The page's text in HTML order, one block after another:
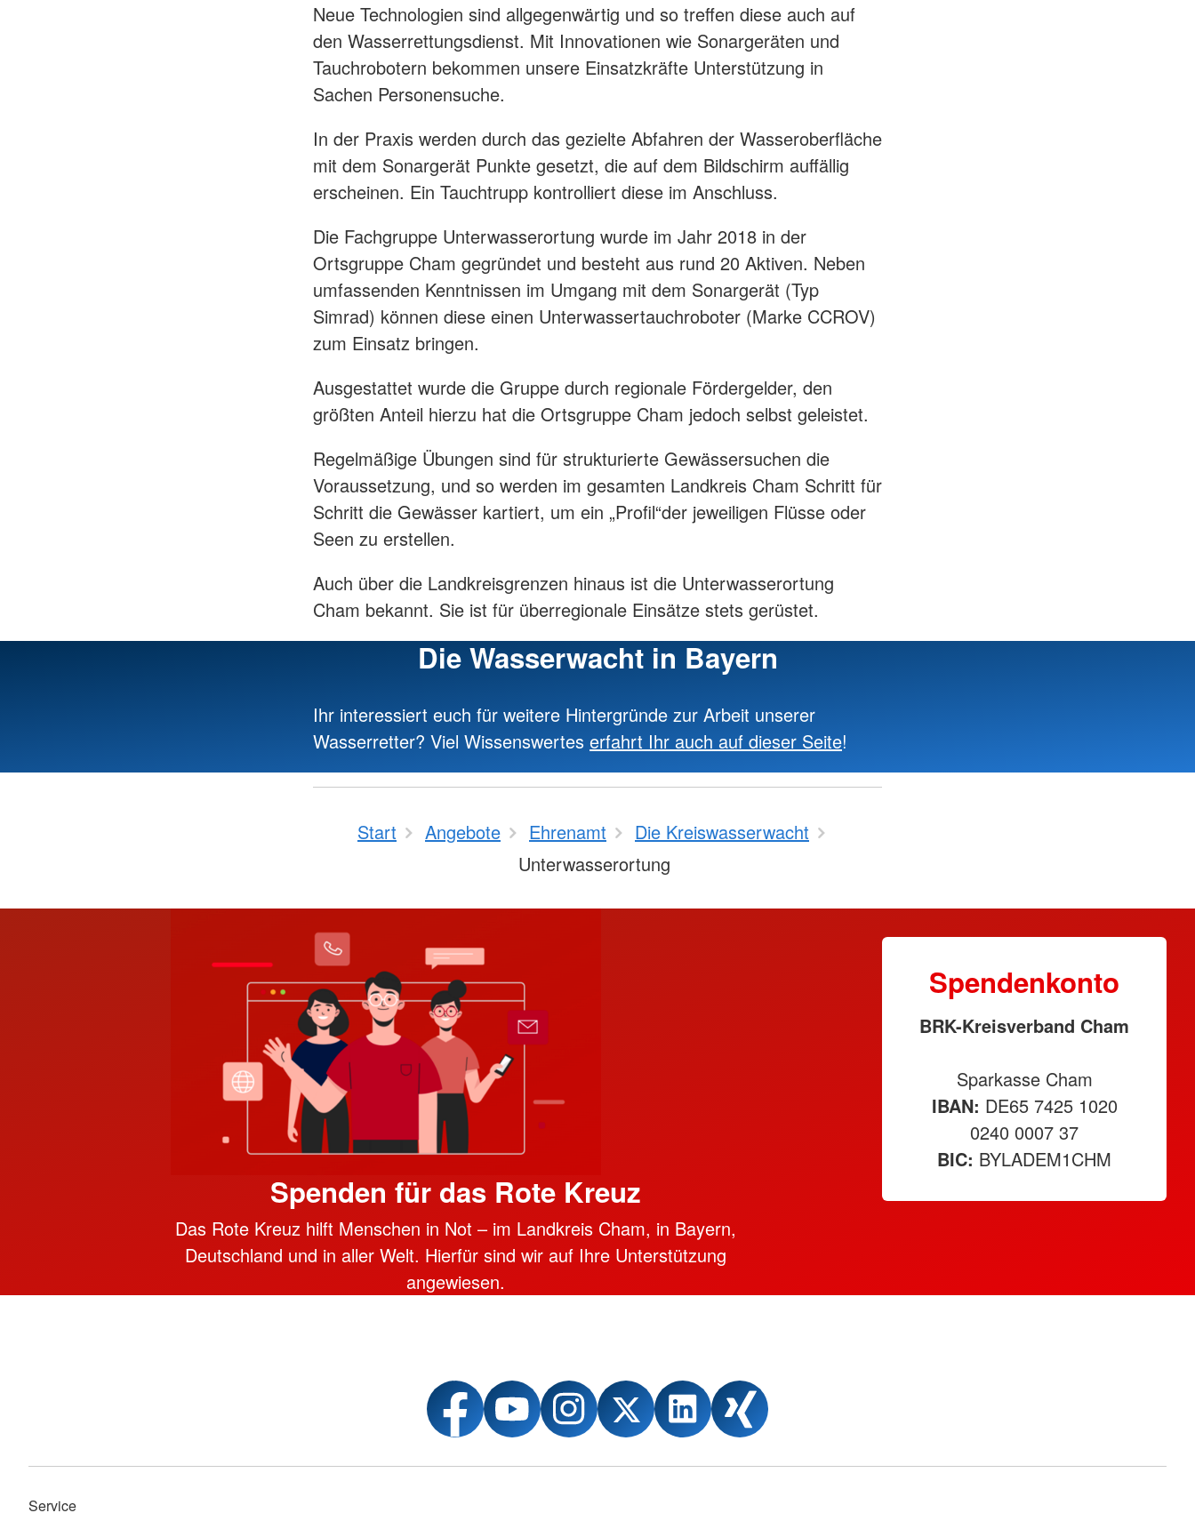
Neue Technologien sind allgegenwärtig und so treffen diese auch auf
den Wasserrettungsdienst. Mit Innovationen wie Sonargeräten und
Tauchrobotern bekommen unsere Einsatzkräfte Unterstützung in
Sachen Personensuche.
In der Praxis werden durch das gezielte Abfahren der Wasseroberfläche
mit dem Sonargerät Punkte gesetzt, die auf dem Bildschirm auffällig
erscheinen. Ein Tauchtrupp kontrolliert diese im Anschluss.
Die Fachgruppe Unterwasserortung wurde im Jahr 2018 in der
Ortsgruppe Cham gegründet und besteht aus rund 20 Aktiven. Neben
umfassenden Kenntnissen im Umgang mit dem Sonargerät (Typ
Simrad) können diese einen Unterwassertauchroboter (Marke CCROV)
zum Einsatz bringen.
Ausgestattet wurde die Gruppe durch regionale Fördergelder, den
größten Anteil hierzu hat die Ortsgruppe Cham jedoch selbst geleistet.
Regelmäßige Übungen sind für strukturierte Gewässersuchen die
Voraussetzung, und so werden im gesamten Landkreis Cham Schritt für
Schritt die Gewässer kartiert, um ein „Profil“der jeweiligen Flüsse oder
Seen zu erstellen.
Auch über die Landkreisgrenzen hinaus ist die Unterwasserortung
Cham bekannt. Sie ist für überregionale Einsätze stets gerüstet.
Die Wasserwacht in Bayern
Ihr interessiert euch für weitere Hintergründe zur Arbeit unserer
Wasserretter? Viel Wissenswertes erfahrt Ihr auch auf dieser Seite!
Start Angebote Ehrenamt
Die Kreiswasserwacht
Unterwasserortung
Spenden für das Rote Kreuz
Das Rote Kreuz hilft Menschen in Not – im Landkreis Cham, in Bayern,
Deutschland und in aller Welt. Hierfür sind wir auf Ihre Unterstützung
angewiesen.
Spendenkonto
BRK-Kreisverband Cham
Sparkasse Cham
IBAN: DE65 7425 1020
0240 0007 37
BIC: BYLADEM1CHM
Service